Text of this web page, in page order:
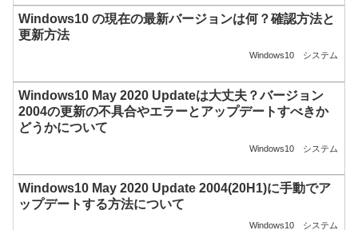
Windows10 の現在の最新バージョンは何？確認方法と
更新方法
Windows10 システム
Windows10 May 2020 Updateは大丈夫？バージョン
2004の更新の不具合やエラーとアップデートすべきか
どうかについて
Windows10 システム
Windows10 May 2020 Update 2004(20H1)に手動でア
ップデートする方法について
Windows10 システム